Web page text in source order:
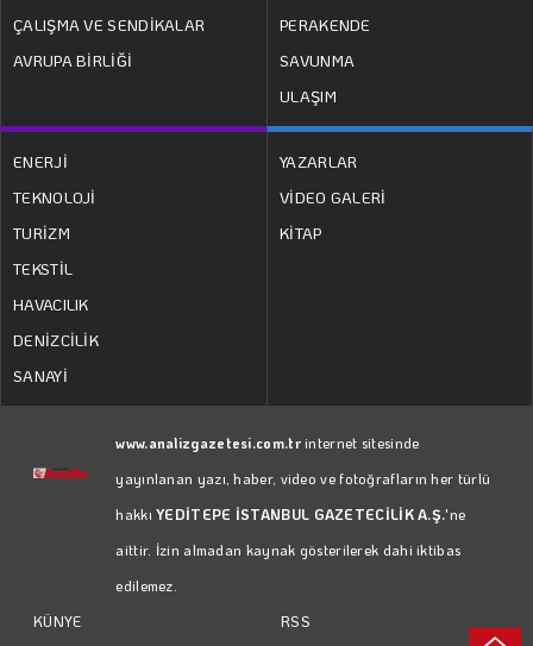
ÇALIŞMA VE SENDİKALAR
AVRUPA BİRLİĞİ
PERAKENDE
SAVUNMA
ULAŞIM
ENERJİ
TEKNOLOJİ
TURİZM
TEKSTİL
HAVACILIK
DENİZCİLİK
SANAYİ
YAZARLAR
VİDEO GALERİ
KİTAP
www.analizgazetesi.com.trinternet sitesinde
yayınlanan yazı, haber, video ve fotoğrafların her türlü
hakkıYEDİTEPE İSTANBUL GAZETECİLİK A.Ş.'ne
aittir. İzin almadan kaynak gösterilerek dahi iktibas
edilemez.
KÜNYE
RSS